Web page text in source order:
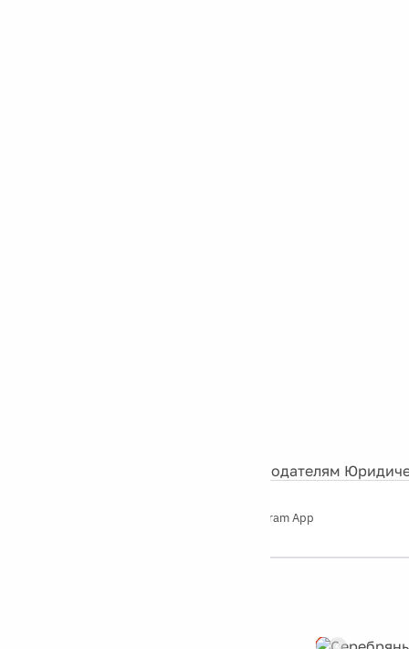
Рекламодателям
Telegram App